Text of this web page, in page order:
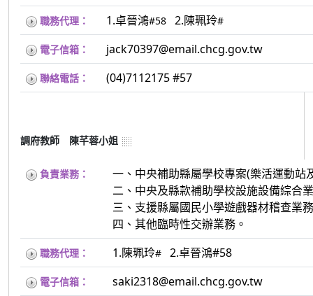
職務代理： 1.卓晉鴻#58 2.陳珮玲#
電子信箱： jack70397@email.chcg.gov.tw
聯絡電話： (04)7112175 #57
調府教師 陳芊蓉小姐
負責業務：
一、中央補助縣屬學校專案(樂活運動
二、中央及縣款補助學校設施設備綜合
三、支援縣屬國民小學遊戲器材稽查業
四、其他臨時性交辦業務。
職務代理： 1.陳珮玲# 2.卓晉鴻#58
電子信箱： saki2318@email.chcg.gov.tw